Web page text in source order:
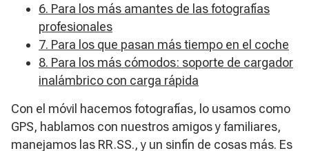
6. Para los más amantes de las fotografías
profesionales
7. Para los que pasan más tiempo en el coche
8. Para los más cómodos: soporte de cargador
inalámbrico con carga rápida
Con el móvil hacemos fotografías, lo usamos como
GPS, hablamos con nuestros amigos y familiares,
manejamos las RR.SS., y un sinfín de cosas más. Es